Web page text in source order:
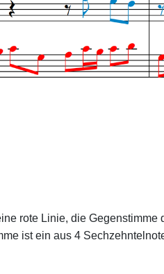
rote Linie, die
ist ein aus 4